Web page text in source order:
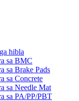
hibla
sa BMC
sa Brake Pads
sa Concrete
sa Needle Mat
sa PA/PP/PBT